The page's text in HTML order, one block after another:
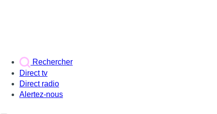
Rechercher
Direct tv
Direct radio
Alertez-nous